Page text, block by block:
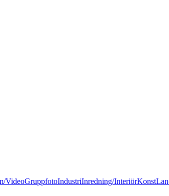
VideoGruppfotoIndustriInredning/InteriörKonst